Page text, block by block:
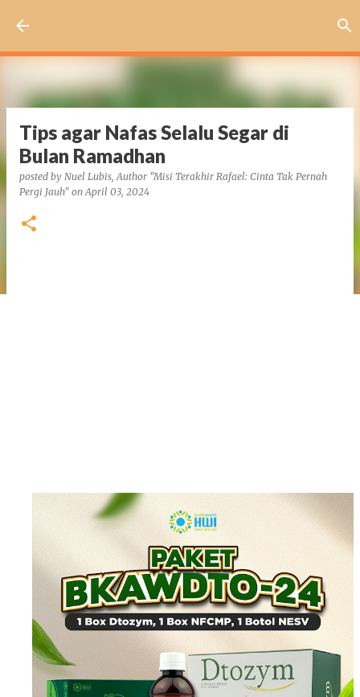
Tips agar Nafas Selalu Segar di
Bulan Ramadhan
posted by Nuel Lubis, Author "Misi Terakhir Rafael: Cinta Tak Pernah
Pergi Jauh" onApril 03, 2024